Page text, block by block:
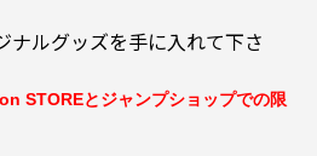
ナルグッズを手に入れて下さ
STOREとジャンプショップでの限